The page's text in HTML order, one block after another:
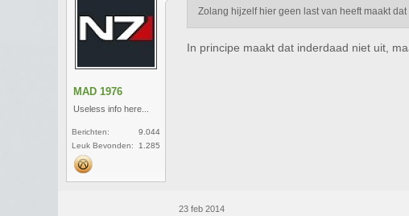
MAD 1976
Useless info here...
Berichten:
9.044
Leuk Bevonden:
1.285
Zolang hijzelf hier geen last van heeft maakt
In principe maakt dat inderdaad niet uit,
23 feb 2014